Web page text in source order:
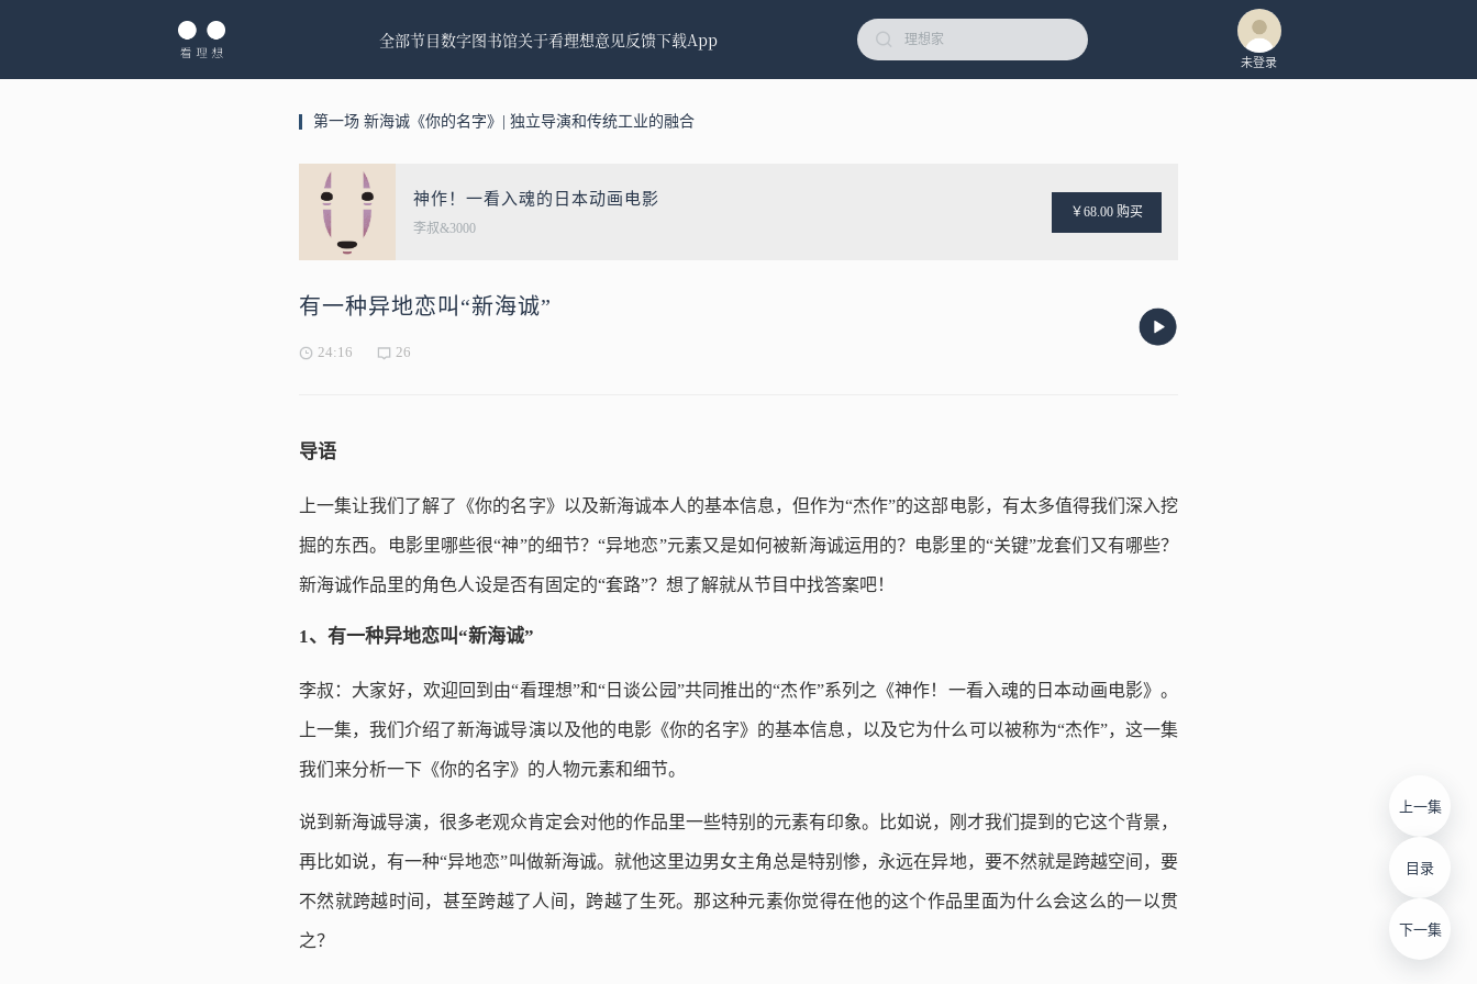
全部节目数字图书馆关于看理想意见反馈下载App
未登录
第一场 新海诚《你的名字》| 独立导演和传统工业的融合
神作！一看入魂的日本动画电影
李叔&3000
￥68.00 购买
有一种异地恋叫“新海诚”
24:16 26
上一集
目录
下一集
导语
上一集让我们了解了《你的名字》以及新海诚本人的基本信息，但作为“杰作”的这部电影，有太多值得我们深入挖
掘的东西。电影里哪些很“神”的细节？“异地恋”元素又是如何被新海诚运用的？电影里的“关键”龙套们又有哪些？
新海诚作品里的角色人设是否有固定的“套路”？想了解就从节目中找答案吧！
1、有一种异地恋叫“新海诚”
李叔：大家好，欢迎回到由“看理想”和“日谈公园”共同推出的“杰作”系列之《神作！一看入魂的日本动画电影》。
上一集，我们介绍了新海诚导演以及他的电影《你的名字》的基本信息，以及它为什么可以被称为“杰作”，这一集
我们来分析一下《你的名字》的人物元素和细节。
说到新海诚导演，很多老观众肯定会对他的作品里一些特别的元素有印象。比如说，刚才我们提到的它这个背景，
再比如说，有一种“异地恋”叫做新海诚。就他这里边男女主角总是特别惨，永远在异地，要不然就是跨越空间，要
不然就跨越时间，甚至跨越了人间，跨越了生死。那这种元素你觉得在他的这个作品里面为什么会这么的一以贯
之？